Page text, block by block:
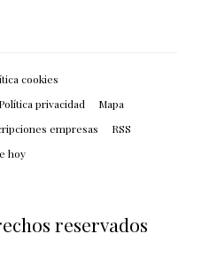
cookies
Política privacidad
Mapa
empresas
RSS
hoy
reservados